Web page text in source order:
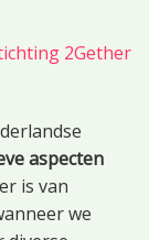
2Gether
aspecten
is van
we